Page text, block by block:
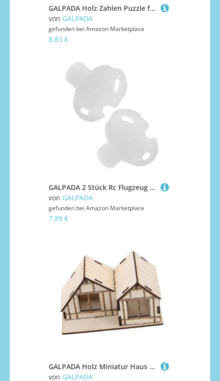
GALPADA Holz Zahlen Puzzle für Langlebiges Montessori Jigsaw Lernspielzeug Fördert Denkvermögen Beobachtung und Konzentration für Kleinkinder Ab Jahren
von GALPADA
gefunden bei Amazon Marketplace
8,83 €
GALPADA 2 Stück Rc Flugzeug Propeller Adapter Teilig mit Propellerbasis Schutz für Rc Flugzeug Zubehör Ersatzteil Langlebig Vielseitig für Outdoor Racing Training
von GALPADA
gefunden bei Amazon Marketplace
7,89 €
GALPADA Holz Miniatur Haus Modellbausatz DIY Jigsaw Puzzle aus Langlebigem Holz Detailreiches Sandkasten bauspielzeug Vielseitige Dekoration für Kinderpartys und Wohnraumgestaltung
von GALPADA